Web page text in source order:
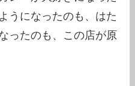
うになったのも、はた
ったのも、この店が原